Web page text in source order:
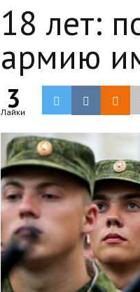
18 лет:
армию
3
Лайки